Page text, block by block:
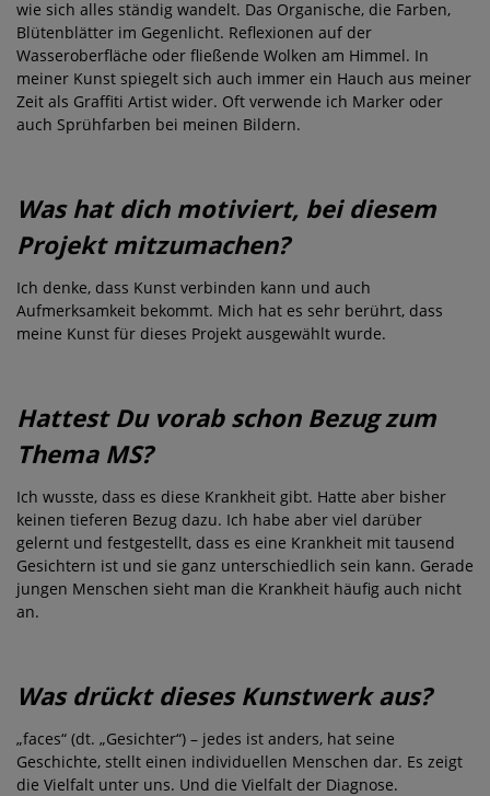
wie sich alles ständig wandelt. Das Organische, die Farben,
Blütenblätter im Gegenlicht. Reflexionen auf der
Wasseroberfläche oder fließende Wolken am Himmel. In
meiner Kunst spiegelt sich auch immer ein Hauch aus meiner
Zeit als Graffiti Artist wider. Oft verwende ich Marker oder
auch Sprühfarben bei meinen Bildern.
Was hat dich motiviert, bei diesem
Projekt mitzumachen?
Ich denke, dass Kunst verbinden kann und auch
Aufmerksamkeit bekommt. Mich hat es sehr berührt, dass
meine Kunst für dieses Projekt ausgewählt wurde.
Hattest Du vorab schon Bezug zum
Thema MS?
Ich wusste, dass es diese Krankheit gibt. Hatte aber bisher
keinen tieferen Bezug dazu. Ich habe aber viel darüber
gelernt und festgestellt, dass es eine Krankheit mit tausend
Gesichtern ist und sie ganz unterschiedlich sein kann. Gerade
jungen Menschen sieht man die Krankheit häufig auch nicht
an.
Was drückt dieses Kunstwerk aus?
„faces“ (dt. „Gesichter“) – jedes ist anders, hat seine
Geschichte, stellt einen individuellen Menschen dar. Es zeigt
die Vielfalt unter uns. Und die Vielfalt der Diagnose.